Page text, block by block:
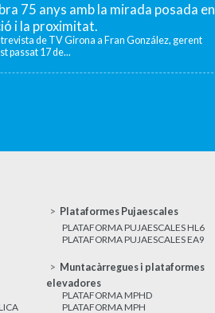
75 anys amb la mirada posada en
i la proximitat.
de TV Girona a Fran González, gerent
passat 17 de...
Plataformes Pujaescales
PLATAFORMA PUJAESCALES HL6
PLATAFORMA PUJAESCALES EA9
Muntacàrregues i plataformes
elevadores
PLATAFORMA MPHD
PLATAFORMA MPH